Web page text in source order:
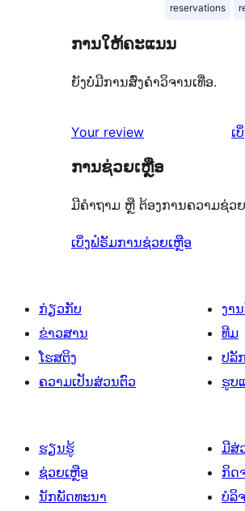
reservations
ການໃຫ້ຄະແນນ
ຍັງບໍ່ມີການສົ່ງຄຳວິຈານເທື່ອ.
Your review ເ
ການຊ່ວຍເຫຼືອ
ມີຄຳຖາມ ຫຼື ຕ້ອງການຄວາມຊ່ວ
ເບິ່ງຟໍຣັມການຊ່ວຍເຫຼືອ
ກ່ຽວກັບ
ຂ່າວສານ
ໂຮສຕິງ
ຄວາມເປັນສ່ວນຕົວ
ງາ
ທີມ
ປລັ
ຮູບ
ຮຽນຮູ້
ຊ່ວຍເຫຼືອ
ນັກພັດທະນາ
ມີສ່
ກິດ
ບໍລິ